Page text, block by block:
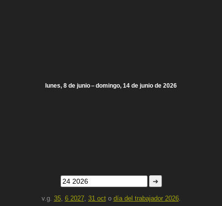
lunes, 8 de junio – domingo, 14 de junio de 2026
➜
v.g. 35, 6 2027, 31 octo día del trabajador 2026.